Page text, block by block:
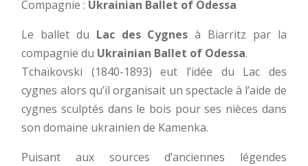
Compagnie : Ukrainian Ballet of Odessa
Le ballet du Lac des Cygnes à Biarritz par la
compagnie du Ukrainian Ballet of Odessa.
Tchaïkovski (1840-1893) eut l’idée du Lac des
cygnes alors qu’il organisait un spectacle à l’aide de
cygnes sculptés dans le bois pour ses nièces dans
son domaine ukrainien de Kamenka.
Puisant aux sources d’anciennes légendes